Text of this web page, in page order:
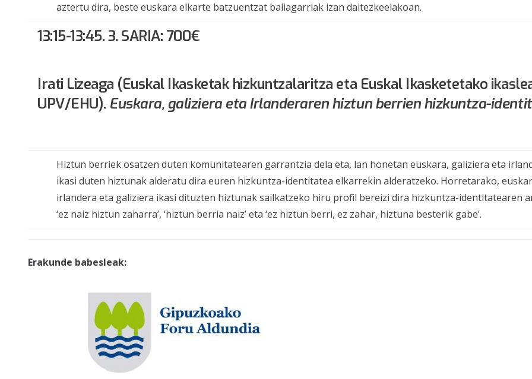
aztertu dira, beste euskara elkarte batzuentzat baliagarriak izan daitezkeelakoan.
13:15-13:45. 3. SARIA: 700€
Irati Lizeaga (Euskal Ikasketak hizkuntzalaritza eta Euskal Ikasketetako
UPV/EHU). Euskara, galiziera eta Irlanderaren hiztun berrien hizkuntza-
Hiztun berriek osatzen duten komunitatearen garrantzia dela eta, lan honetan euskara, galiziera eta
ikasi duten hiztunak alderatu dira euren hizkuntza-identitatea elkarrekin alderatzeko. Horretarako,
irlandera eta galiziera ikasi dituzten hiztunak sailkatzeko hiru profil bereizi dira hizkuntza-identitatearen
‘ez naiz hiztun zaharra’, ‘hiztun berria naiz’ eta ‘ez hiztun berri, ez zahar, hiztuna besterik gabe’.
Erakunde babesleak: